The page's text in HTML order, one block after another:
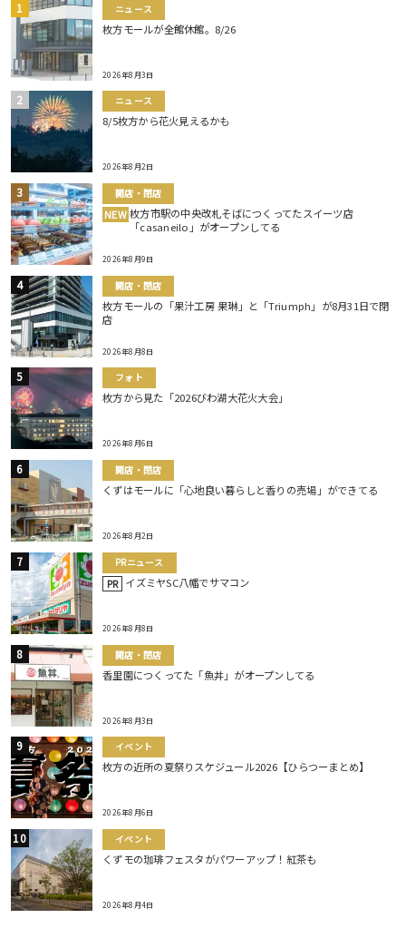
ニュース
枚方モールが全館休館。8/26
2026年8月3日
ニュース
8/5枚方から花火見えるかも
2026年8月2日
開店・閉店
NEW 枚方市駅の中央改札そばにつくってたスイーツ店
「casaneilo」がオープンしてる
2026年8月9日
開店・閉店
枚方モールの「果汁工房 果琳」と「Triumph」が8月31日で閉
店
2026年8月8日
フォト
枚方から見た「2026びわ湖大花火大会」
2026年8月6日
開店・閉店
くずはモールに「心地良い暮らしと香りの売場」ができてる
2026年8月2日
PRニュース
PR イズミヤSC八幡でサマコン
2026年8月8日
開店・閉店
香里園につくってた「魚丼」がオープンしてる
2026年8月3日
イベント
枚方の近所の夏祭りスケジュール2026【ひらつーまとめ】
2026年8月6日
イベント
くずモの珈琲フェスタがパワーアップ！紅茶も
2026年8月4日